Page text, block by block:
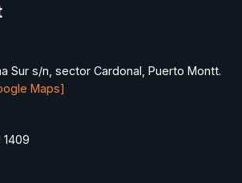
Sur s/n, sector Cardonal, Puerto Montt.
Maps]
1409